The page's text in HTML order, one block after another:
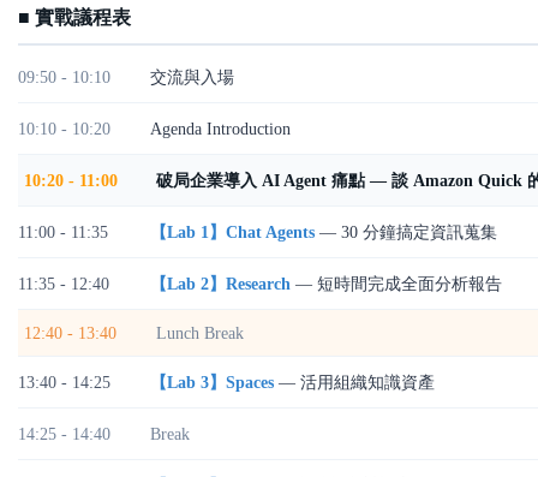
■ 實戰議程表
09:50 - 10:10 交流與入場
10:10 - 10:20 Agenda Introduction
10:20 - 11:00 破局企業導入 AI Agent 痛點 — 談 Amazon Quick
11:00 - 11:35 【Lab 1】Chat Agents — 30 分鐘搞定資訊蒐集
11:35 - 12:40 【Lab 2】Research — 短時間完成全面分析報告
12:40 - 13:40 Lunch Break
13:40 - 14:25 【Lab 3】Spaces — 活用組織知識資產
14:25 - 14:40 Break